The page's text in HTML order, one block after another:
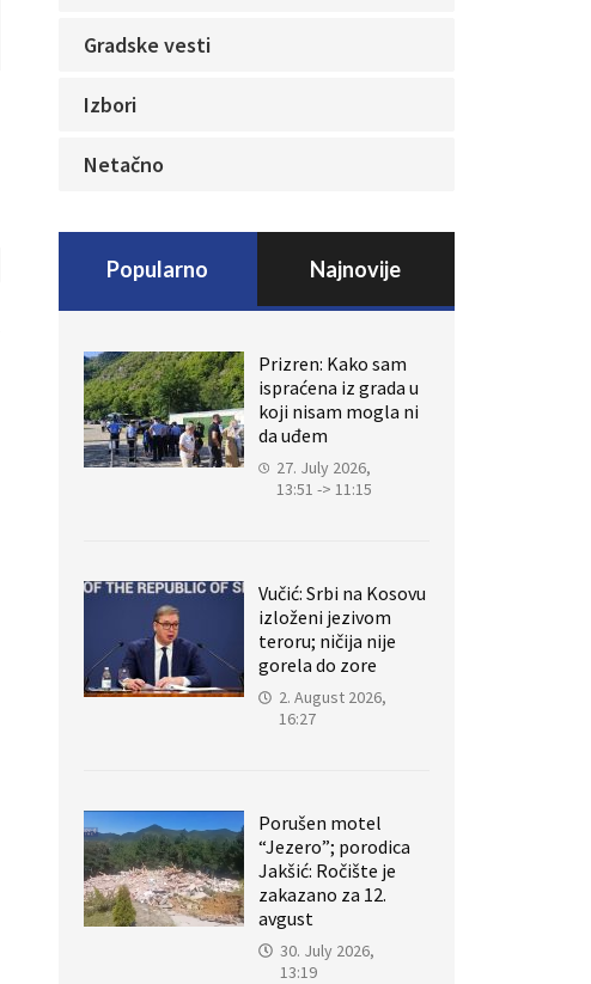
Gradske vesti
Izbori
Netačno
Popularno Najnovije
Prizren: Kako sam
ispraćena iz grada u
koji nisam mogla ni
da uđem
27. July 2026,
13:51 -> 11:15
Vučić: Srbi na Kosovu
izloženi jezivom
teroru; ničija nije
gorela do zore
2. August 2026,
16:27
Porušen motel
“Jezero”; porodica
Jakšić: Ročište je
zakazano za 12.
avgust
30. July 2026,
13:19